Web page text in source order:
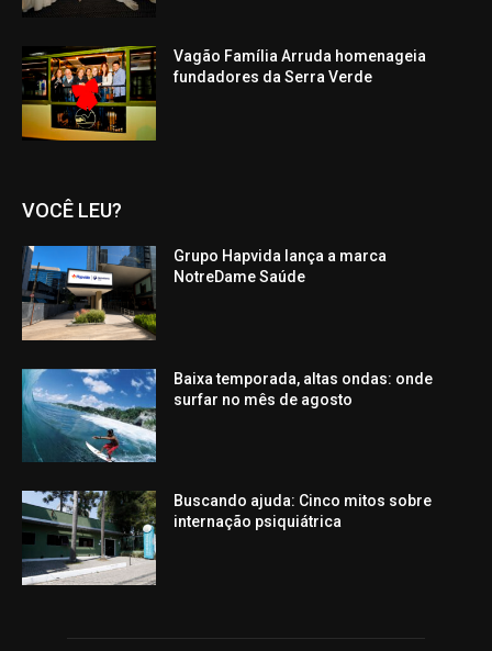
Vagão Família Arruda homenageia
fundadores da Serra Verde
VOCÊ LEU?
Grupo Hapvida lança a marca
NotreDame Saúde
Baixa temporada, altas ondas: onde
surfar no mês de agosto
Buscando ajuda: Cinco mitos sobre
internação psiquiátrica